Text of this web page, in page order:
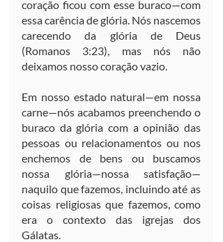
coração ficou com esse buraco—com
essa carência de glória. Nós nascemos
carecendo da glória de Deus
(Romanos 3:23), mas nós não
deixamos nosso coração vazio.
Em nosso estado natural—em nossa
carne—nós acabamos preenchendo o
buraco da glória com a opinião das
pessoas ou relacionamentos ou nos
enchemos de bens ou buscamos
nossa glória—nossa satisfação—
naquilo que fazemos, incluindo até as
coisas religiosas que fazemos, como
era o contexto das igrejas dos
Gálatas.